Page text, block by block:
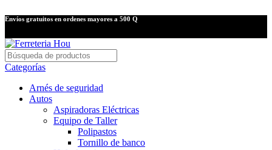
Envíos gratuitos en ordenes mayores a 500 Q
Categorías
Arnés de seguridad
Autos
Aspiradoras Eléctricas
Equipo de Taller
Polipastos
Tornillo de banco